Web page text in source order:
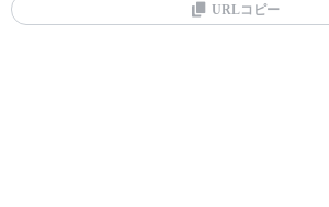
URLコピー